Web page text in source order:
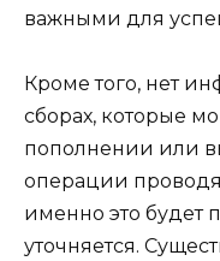
важными для
Кроме того, нет
сборах, которые
пополнении или
операции
именно это будет
уточняется.